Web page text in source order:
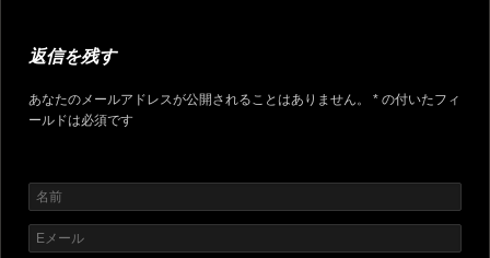
返信を残す
あなたのメールアドレスが公開されることはありません。 * の付いたフィ
ールドは必須です